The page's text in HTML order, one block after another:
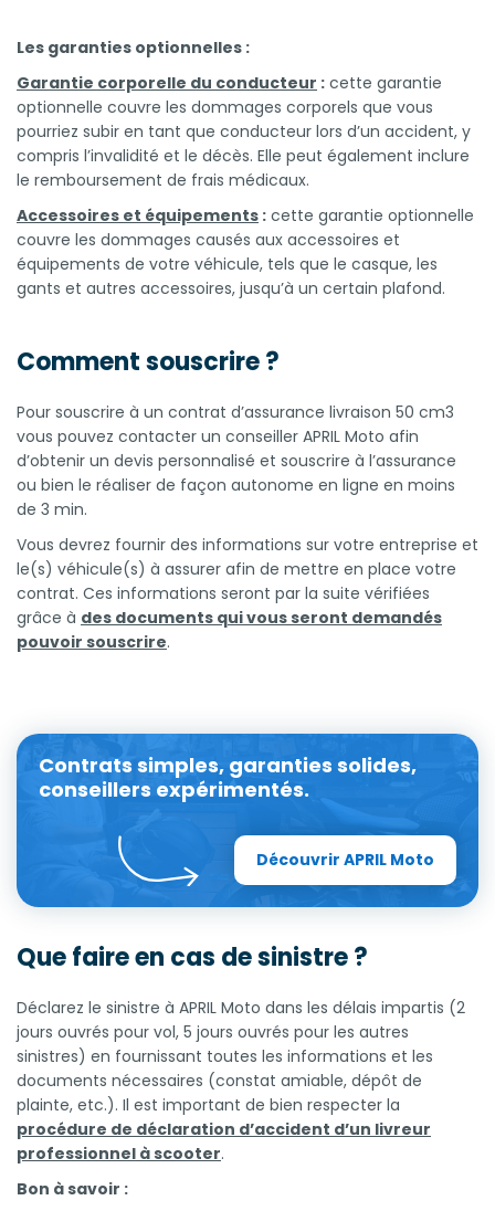
Les garanties optionnelles :
Garantie corporelle du conducteur : cette garantie
optionnelle couvre les dommages corporels que vous
pourriez subir en tant que conducteur lors d’un accident, y
compris l’invalidité et le décès. Elle peut également inclure
le remboursement de frais médicaux.
Accessoires et équipements : cette garantie optionnelle
couvre les dommages causés aux accessoires et
équipements de votre véhicule, tels que le casque, les
gants et autres accessoires, jusqu’à un certain plafond.
Comment souscrire ?
Pour souscrire à un contrat d’assurance livraison 50 cm3
vous pouvez contacter un conseiller APRIL Moto afin
d’obtenir un devis personnalisé et souscrire à l’assurance
ou bien le réaliser de façon autonome en ligne en moins
de 3 min.
Vous devrez fournir des informations sur votre entreprise et
le(s) véhicule(s) à assurer afin de mettre en place votre
contrat. Ces informations seront par la suite vérifiées
grâce à des documents qui vous seront demandés
pouvoir souscrire.
Contrats simples, garanties solides,
conseillers expérimentés.
Découvrir APRIL Moto
Que faire en cas de sinistre ?
Déclarez le sinistre à APRIL Moto dans les délais impartis (2
jours ouvrés pour vol, 5 jours ouvrés pour les autres
sinistres) en fournissant toutes les informations et les
documents nécessaires (constat amiable, dépôt de
plainte, etc.). Il est important de bien respecter la
procédure de déclaration d’accident d’un livreur
professionnel à scooter.
Bon à savoir :